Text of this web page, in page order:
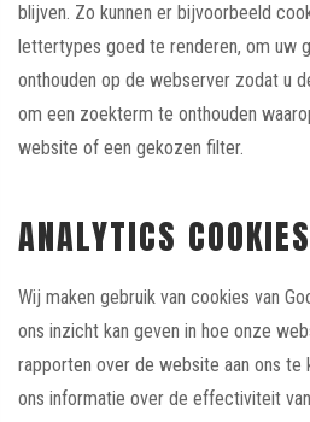
blijven. Zo kunnen er bijvoorbeeld
lettertypes goed te renderen, om uw
onthouden op de webserver zodat u
om een zoekterm te onthouden
website of een gekozen filter.
ANALYTICS COOKIES
Wij maken gebruik van cookies van
ons inzicht kan geven in hoe onze
rapporten over de website aan ons te
ons informatie over de effectiviteit